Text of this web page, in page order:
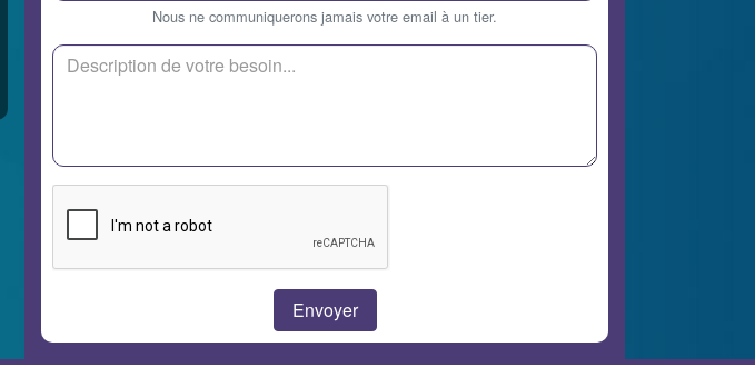
Nous ne communiquerons jamais votre email à un tier.